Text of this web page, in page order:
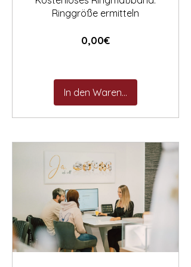
Ringgröße ermitteln
0,00€Preis
In den Warenkorb